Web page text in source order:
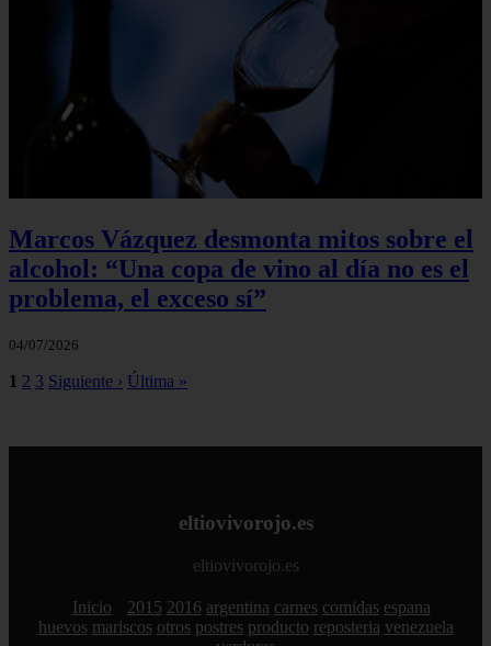
Marcos Vázquez desmonta mitos sobre el
alcohol: “Una copa de vino al día no es el
problema, el exceso sí”
04/07/2026
1 2 3 Siguiente › Última »
eltiovivorojo.es
eltiovivorojo.es
Inicio 2015 2016 argentina carnes comidas espana
huevos mariscos otros postres producto reposteria venezuela